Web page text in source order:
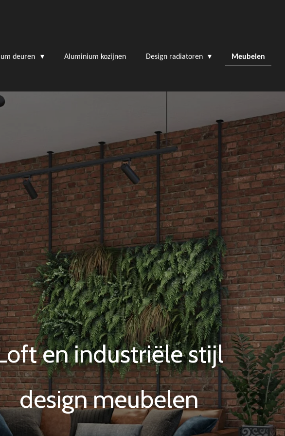
deuren Aluminium kozijnen Design radiatoren Meubelen
eikenhouten en staal